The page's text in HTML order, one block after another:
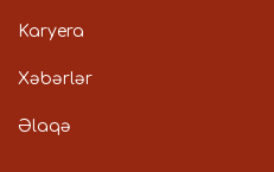
Karyera
Xəbərlər
Əlaqə